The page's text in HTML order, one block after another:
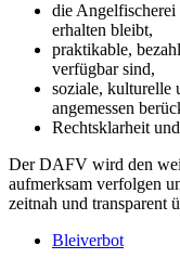
die Angelfischerei
erhalten bleibt,
praktikable,
verfügbar sind,
soziale, kulturelle
angemessen
Rechtsklarheit
Der DAFV wird den
aufmerksam verfolgen
zeitnah und transparent
Bleiverbot